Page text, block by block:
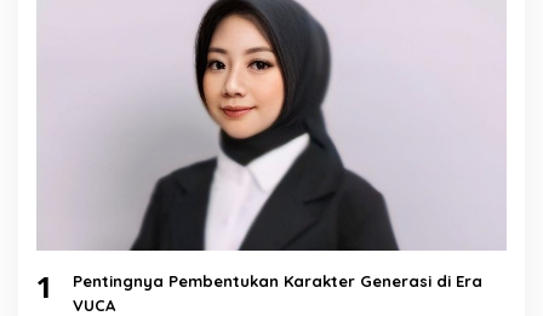
1
Pentingnya Pembentukan Karakter Generasi di Era
VUCA